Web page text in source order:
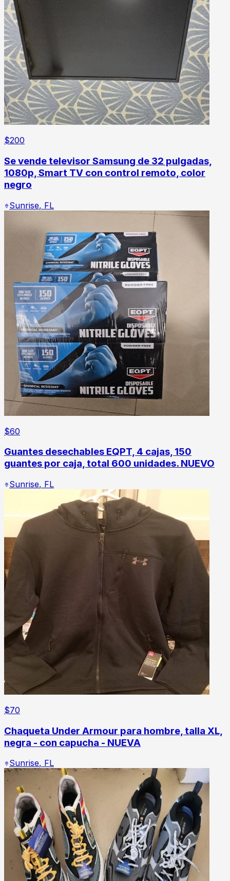
$200
Se vende televisor Samsung de 32 pulgadas,
1080p, Smart TV con control remoto, color
negro
Sunrise, FL
$60
Guantes desechables EQPT, 4 cajas, 150
guantes por caja, total 600 unidades. NUEVO
Sunrise, FL
$70
Chaqueta Under Armour para hombre, talla XL,
negra - con capucha - NUEVA
Sunrise, FL